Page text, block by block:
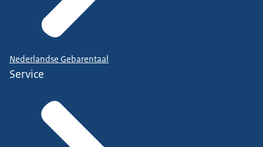
Nederlandse Gebarentaal
Service